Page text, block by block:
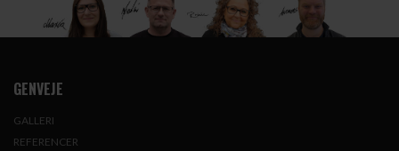
GENVEJE
GALLERI
REFERENCER